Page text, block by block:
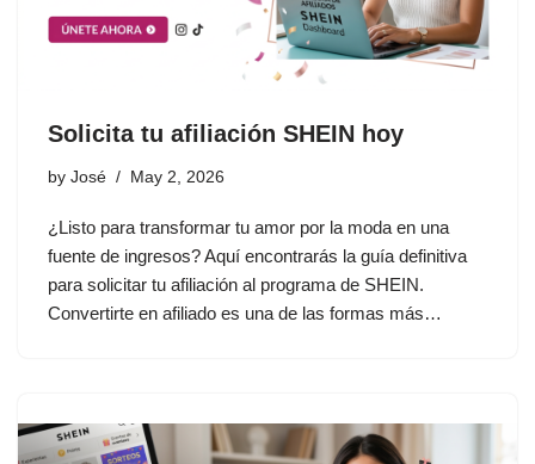
Solicita tu afiliación SHEIN hoy
by José May 2, 2026
¿Listo para transformar tu amor por la moda en una
fuente de ingresos? Aquí encontrarás la guía definitiva
para solicitar tu afiliación al programa de SHEIN.
Convertirte en afiliado es una de las formas más…